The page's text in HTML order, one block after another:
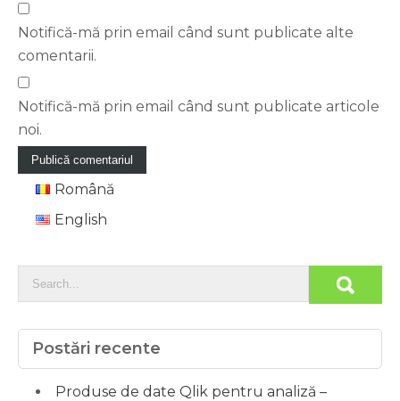
Notifică-mă prin email când sunt publicate alte
comentarii.
Notifică-mă prin email când sunt publicate articole
noi.
Română
English
Postări recente
Produse de date Qlik pentru analiză –